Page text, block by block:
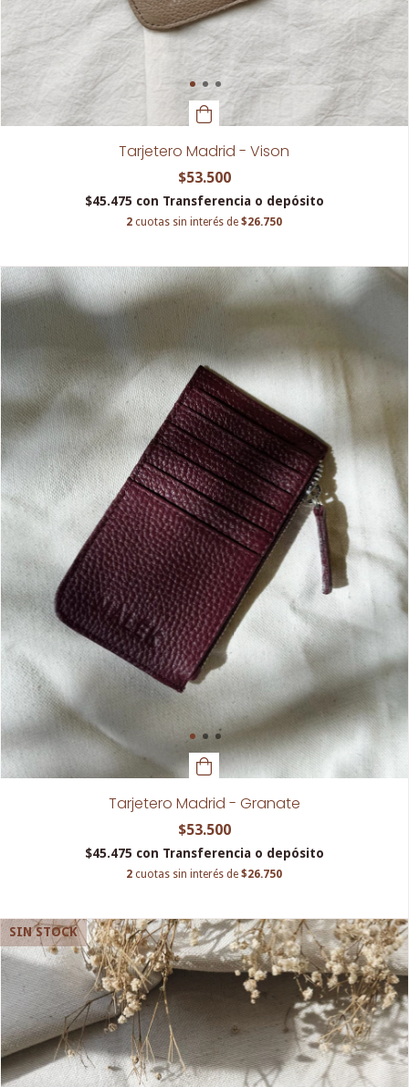
Tarjetero Madrid - Vison
$53.500
$45.475 con Transferencia o depósito
2 cuotas sin interés de $26.750
Tarjetero Madrid - Granate
$53.500
$45.475 con Transferencia o depósito
2 cuotas sin interés de $26.750
SIN STOCK